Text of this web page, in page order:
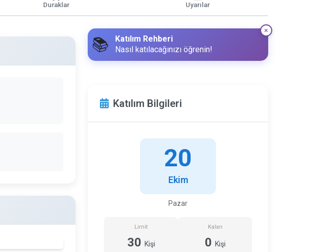
Duraklar Uyarılar
📚
Katılım Rehberi
Nasıl katılacağınızı öğrenin!
Katılım Bilgileri
20
Ekim
Pazar
Limit
30 Kişi
Kalan
0 Kişi